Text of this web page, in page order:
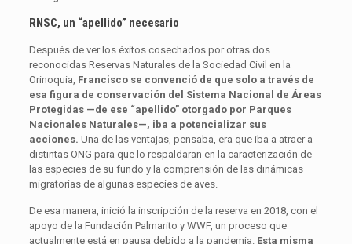
RNSC, un “apellido” necesario
Después de ver los éxitos cosechados por otras dos
reconocidas Reservas Naturales de la Sociedad Civil en la
Orinoquia, Francisco se convenció de que solo a través de
esa figura de conservación del Sistema Nacional de Áreas
Protegidas —de ese “apellido” otorgado por Parques
Nacionales Naturales—, iba a potencializar sus
acciones. Una de las ventajas, pensaba, era que iba a atraer a
distintas ONG para que lo respaldaran en la caracterización de
las especies de su fundo y la comprensión de las dinámicas
migratorias de algunas especies de aves.
De esa manera, inició la inscripción de la reserva en 2018, con el
apoyo de la Fundación Palmarito y WWF, un proceso que
actualmente está en pausa debido a la pandemia. Esta misma